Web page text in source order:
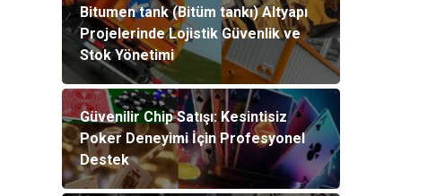
Bitumen tank (Bitüm tankı) Altyapı
Projelerinde Lojistik Güvenlik ve
Stok Yönetimi
Güvenilir Chip Satışı: Kesintisiz
Poker Deneyimi İçin Profesyonel
Destek